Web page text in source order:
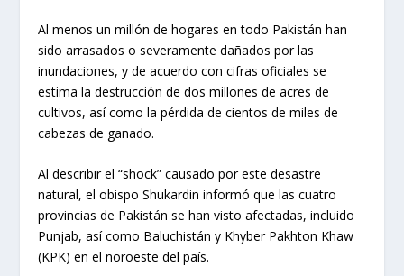
Al menos un millón de hogares en todo Pakistán han
sido arrasados ​​o severamente dañados por las
inundaciones, y de acuerdo con cifras oficiales se
estima la destrucción de dos millones de acres de
cultivos, así como la pérdida de cientos de miles de
cabezas de ganado.
Al describir el “shock” causado por este desastre
natural, el obispo Shukardin informó que las cuatro
provincias de Pakistán se han visto afectadas, incluido
Punjab, así como Baluchistán y Khyber Pakhton Khaw
(KPK) en el noroeste del país.